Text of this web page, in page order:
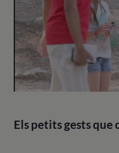
Els petits gests que